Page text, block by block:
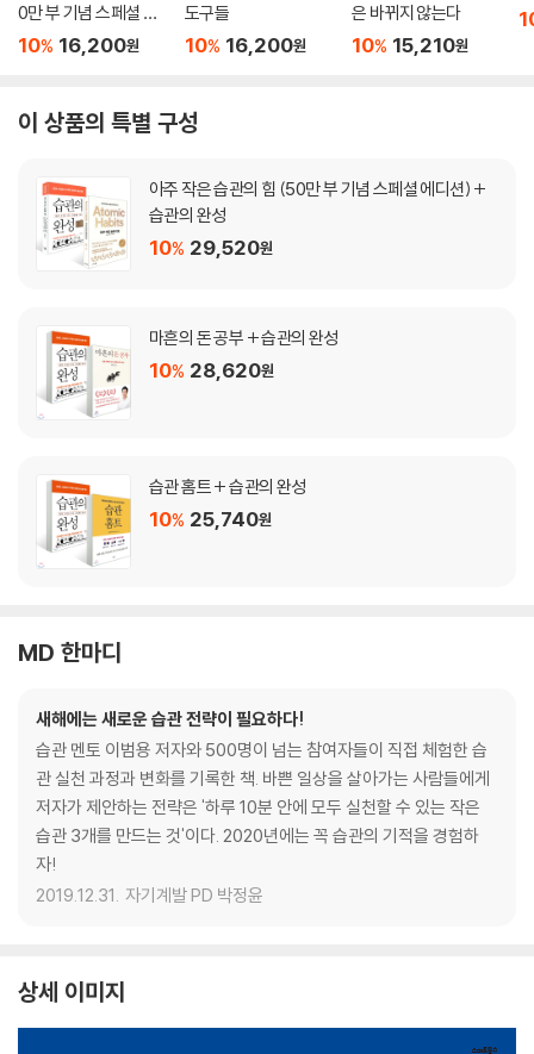
0만 부 기념 스페셜 에
디션)
10% 16,200원
도구들
10% 16,200원
은 바뀌지 않는다
10% 15,210원
이 상품의 특별 구성
아주 작은 습관의 힘 (50만 부 기념 스페셜 에디션) +
습관의 완성
10% 29,520원
마흔의 돈 공부 + 습관의 완성
10% 28,620원
습관 홈트 + 습관의 완성
10% 25,740원
MD 한마디
새해에는 새로운 습관 전략이 필요하다!
습관 멘토 이범용 저자와 500명이 넘는 참여자들이 직접 체험한 습
관 실천 과정과 변화를 기록한 책. 바쁜 일상을 살아가는 사람들에게
저자가 제안하는 전략은 '하루 10분 안에 모두 실천할 수 있는 작은
습관 3개를 만드는 것'이다. 2020년에는 꼭 습관의 기적을 경험하
자!
2019.12.31. 자기계발 PD 박정윤
상세 이미지